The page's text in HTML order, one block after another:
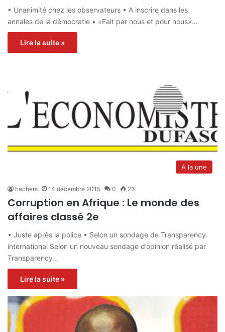
• Unanimité chez les observateurs • A inscrire dans les
annales de la démocratie • «Fait par nous et pour nous»…
Lire la suite »
A la une
hachem 14 décembre 2015 0 23
Corruption en Afrique : Le monde des
affaires classé 2e
• Juste après la police • Selon un sondage de Transparency
international Selon un nouveau sondage d’opinion réalisé par
Transparency…
Lire la suite »